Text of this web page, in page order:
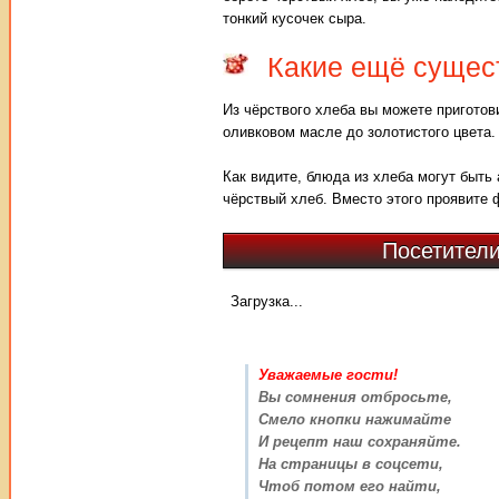
тонкий кусочек сыра.
Какие ещё
Из чёрствого хлеба вы можете
оливковом масле до золотистого
Как видите, блюда из хлеба могут
чёрствый хлеб. Вместо этого
Загрузка...
Уважаемые гости!
Вы сомнения отбросьте,
Смело кнопки нажимайте
И рецепт наш сохраняйте.
На страницы в соцсети,
Чтоб потом его найти,